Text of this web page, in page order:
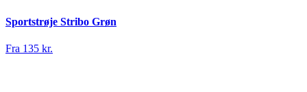
Sportstrøje Stribo Grøn
Fra 135 kr.